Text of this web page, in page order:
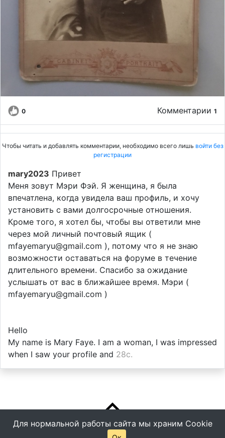
0 Комментарии 1
Чтобы читать и добавлять комментарии, необходимо всего лишь войти без
регистрации
mary2023 Привет
Меня зовут Мэри Фэй. Я женщина, я была
впечатлена, когда увидела ваш профиль, и хочу
установить с вами долгосрочные отношения.
Кроме того, я хотел бы, чтобы вы ответили мне
через мой личный почтовый ящик (
mfayemaryu@gmail.com ), потому что я не знаю
возможности оставаться на форуме в течение
длительного времени. Спасибо за ожидание
услышать от вас в ближайшее время. Мэри (
mfayemaryu@gmail.com )
Hello
My name is Mary Faye. I am a woman, I was impressed
when I saw your profile and 28с.
Для нормальной работы сайта мы храним Cookie